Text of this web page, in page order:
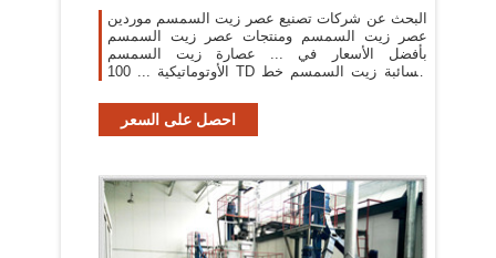
البحث عن شركات تصنيع عصر زيت السمسم موردين
عصر زيت السمسم ومنتجات عصر زيت السمسم
بأفضل الأسعار في ... عصارة زيت السمسم
الأوتوماتيكية ... 100 TD السائبة زيت السمسم خط
احصل على السعر